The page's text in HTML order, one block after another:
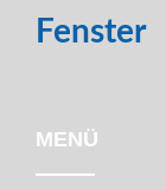
Fenster
MENÜ